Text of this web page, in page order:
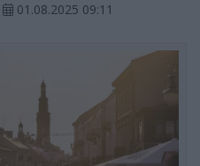
01.08.2025 09:11